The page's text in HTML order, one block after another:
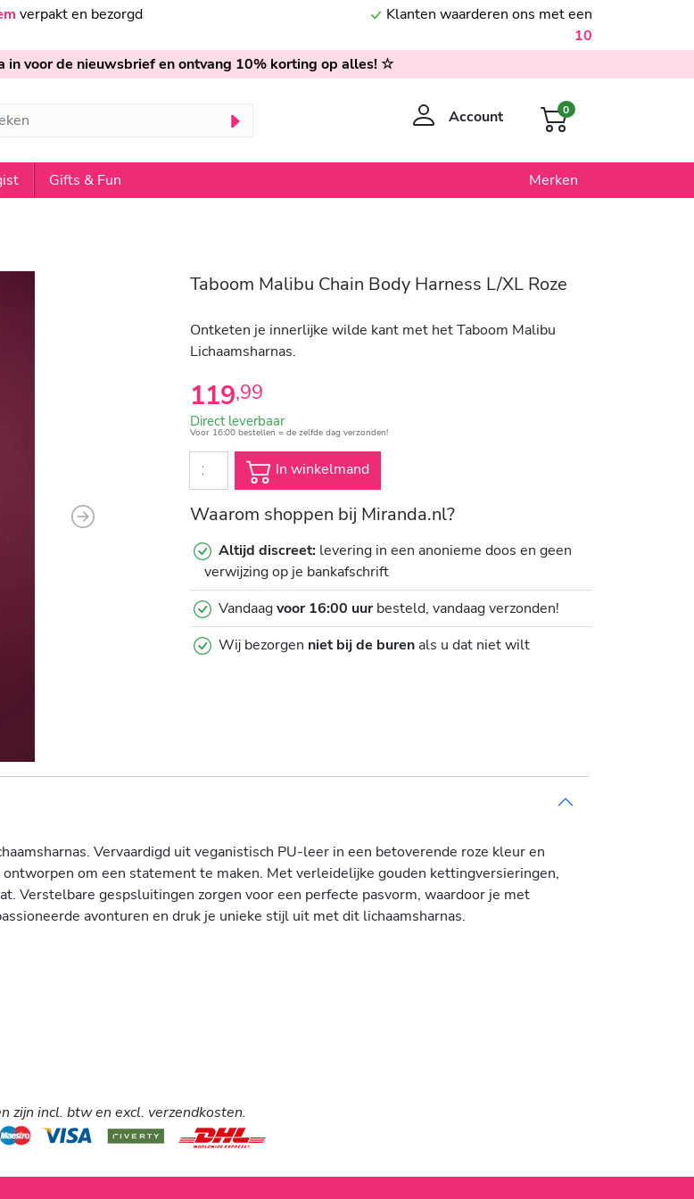
verpakt en bezorgd
Klanten waarderen ons met een
10
in voor de nieuwsbrief en ontvang 10% korting op alles! ☆
Account 0
Gifts & Fun Merken
Next
Taboom Malibu Chain Body Harness L/XL Roze
Ontketen je innerlijke wilde kant met het Taboom Malibu
Lichaamsharnas.
119,99
Direct leverbaar
Voor 16:00 bestellen = de zelfde dag verzonden!
In winkelmand
Waarom shoppen bij Miranda.nl?
Altijd discreet: levering in een anonieme doos en geen
verwijzing op je bankafschrift
Vandaagvoor 16:00 uurbesteld, vandaag verzonden!
Wij bezorgen niet bij de burenals u dat niet wilt
Vervaardigd uit veganistisch PU-leer in een betoverende roze kleur en
om een statement te maken. Met verleidelijke gouden kettingversieringen,
Verstelbare gespsluitingen zorgen voor een perfecte pasvorm, waardoor je met
avonturen en druk je unieke stijl uit met dit lichaamsharnas.
zijn incl. btw en excl. verzendkosten.